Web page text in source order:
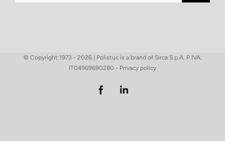
© Copyright 1973 - 2026 | Polistuc is a brand of Sirca S.p.A. P.IVA:
IT04969690280 - Privacy policy
FacebookLinkedIn